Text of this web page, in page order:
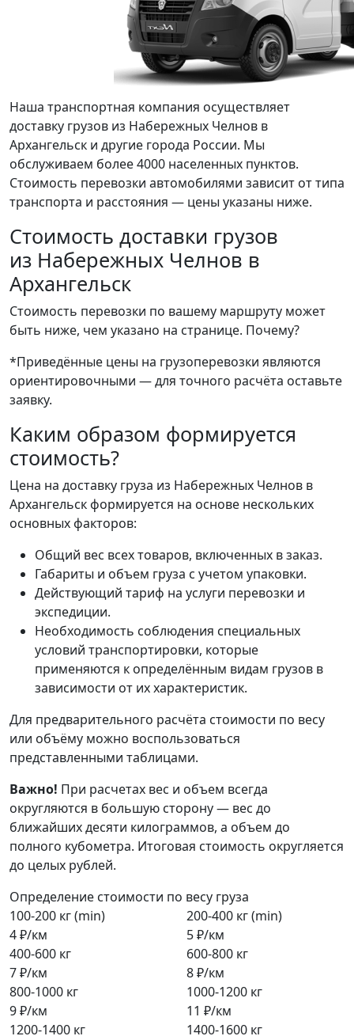
Наша транспортная компания осуществляет
доставку грузов из Набережных Челнов в
Архангельск и другие города России. Мы
обслуживаем более 4000 населенных пунктов.
Стоимость перевозки автомобилями зависит от типа
транспорта и расстояния — цены указаны ниже.
Стоимость доставки грузов
из Набережных Челнов в
Архангельск
Стоимость перевозки по вашему маршруту может
быть ниже, чем указано на странице. Почему?
*Приведённые цены на грузоперевозки являются
ориентировочными — для точного расчёта оставьте
заявку.
Каким образом формируется
стоимость?
Цена на доставку груза из Набережных Челнов в
Архангельск формируется на основе нескольких
основных факторов:
Общий вес всех товаров, включенных в заказ.
Габариты и объем груза с учетом упаковки.
Действующий тариф на услуги перевозки и
экспедиции.
Необходимость соблюдения специальных
условий транспортировки, которые
применяются к определённым видам грузов в
зависимости от их характеристик.
Для предварительного расчёта стоимости по весу
или объёму можно воспользоваться
представленными таблицами.
Важно! При расчетах вес и объем всегда
округляются в большую сторону — вес до
ближайших десяти килограммов, а объем до
полного кубометра. Итоговая стоимость округляется
до целых рублей.
Определение стоимости по весу груза
100-200 кг (min)
4 ₽/км
200-400 кг (min)
5 ₽/км
400-600 кг
7 ₽/км
600-800 кг
8 ₽/км
800-1000 кг
9 ₽/км
1000-1200 кг
11 ₽/км
1200-1400 кг
1400-1600 кг